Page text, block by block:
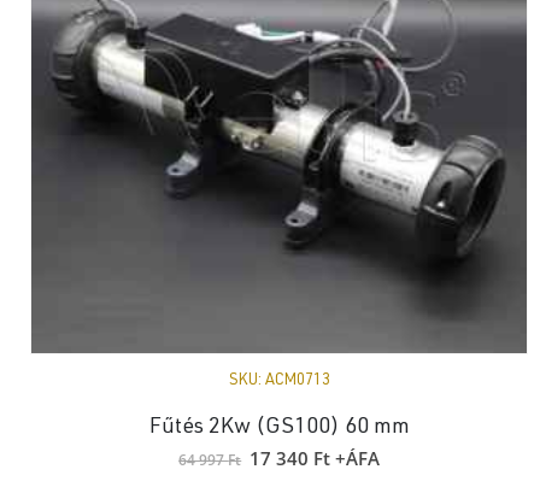
SKU: ACM0713
Fűtés 2Kw (GS100) 60 mm
64 997Ft Original
price
17 340 FtCurrent
price
+ÁFA